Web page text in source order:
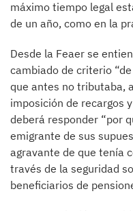
máximo tiempo legal
de un año, como en la
Desde la Feaer se
cambiado de criterio
que antes no tributaba,
imposición de recargos
deberá responder “por
emigrante de sus
agravante de que tenía
través de la seguridad
beneficiarios de